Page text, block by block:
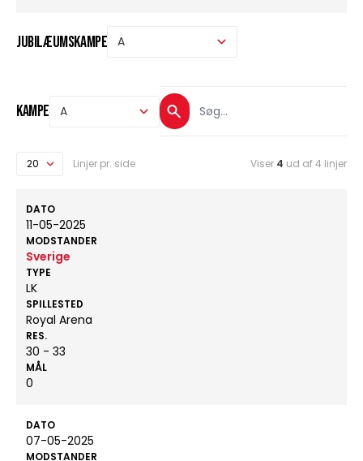
Jubilæumskampe
Kampe
Linjer pr. side Viser 4 ud af 4 linjer
DATO
11-05-2025
MODSTANDER
Sverige
TYPE
LK
SPILLESTED
Royal Arena
RES.
30 - 33
MÅL
0
DATO
07-05-2025
MODSTANDER